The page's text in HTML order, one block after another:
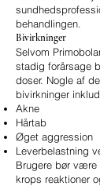
behandlingen.
Bivirkninger
Selvom
stadig forårsage
doser. Nogle af
bivirkninger
Akne
Hårtab
Øget aggression
Leverbelastning
Brugere bør
krops reaktioner